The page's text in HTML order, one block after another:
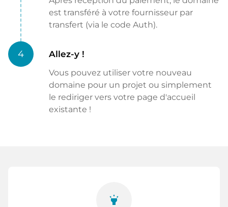
est transféré à votre fournisseur par
transfert (via le code Auth).
4 Allez-y !
Vous pouvez utiliser votre nouveau
domaine pour un projet ou simplement
le rediriger vers votre page d'accueil
existante !
highlight